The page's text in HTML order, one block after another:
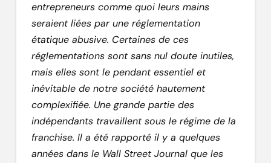
entrepreneurs comme quoi leurs mains
seraient liées par une réglementation
étatique abusive. Certaines de ces
réglementations sont sans nul doute inutiles,
mais elles sont le pendant essentiel et
inévitable de notre société hautement
complexifiée. Une grande partie des
indépendants travaillent sous le régime de la
franchise. Il a été rapporté il y a quelques
années dans le Wall Street Journal que les